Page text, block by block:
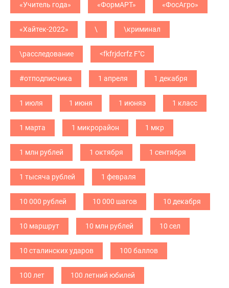
«Учитель года» «ФормАРТ» «ФосАгро»
«Хайтек-2022» \ \криминал
\расследование <fkfrjdcrfz F"C
#отподписчика 1 апреля 1 декабря
1 июля 1 июня 1 июняэ 1 класс
1 марта 1 микрорайон 1 мкр
1 млн рублей 1 октября 1 сентября
1 тысяча рублей 1 февраля
10 000 рублей 10 000 шагов 10 декабря
10 маршрут 10 млн рублей 10 сел
10 сталинских ударов 100 баллов
100 лет 100 летний юбилей